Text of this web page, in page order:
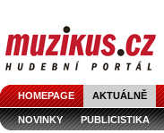
HOMEPAGE AKTUÁLNĚ
NOVINKY PUBLICISTIKA